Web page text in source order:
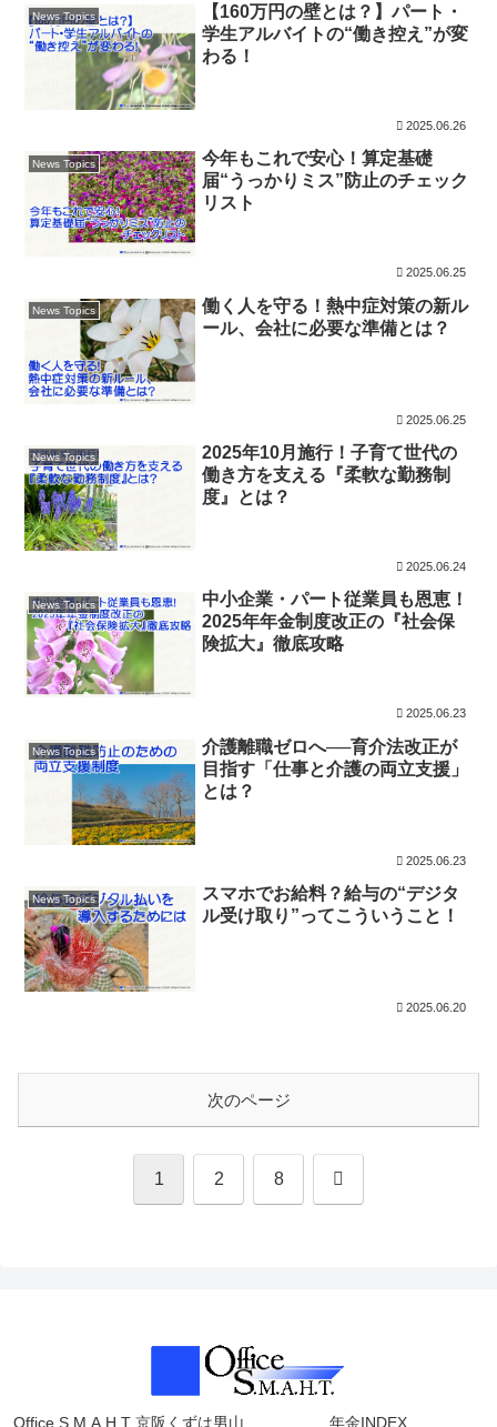
News Topics
【160万円の壁とは？】パート・
学生アルバイトの“働き控え”が変
わる！
2025.06.26
News Topics
今年もこれで安心！算定基礎
届“うっかりミス”防止のチェック
リスト
2025.06.25
News Topics
働く人を守る！熱中症対策の新ル
ール、会社に必要な準備とは？
2025.06.25
News Topics
2025年10月施行！子育て世代の
働き方を支える『柔軟な勤務制
度』とは？
2025.06.24
News Topics
中小企業・パート従業員も恩恵！
2025年年金制度改正の『社会保
険拡大』徹底攻略
2025.06.23
News Topics
介護離職ゼロへ──育介法改正が
目指す「仕事と介護の両立支援」
とは？
2025.06.23
News Topics
スマホでお給料？給与の“デジタ
ル受け取り”ってこういうこと！
2025.06.20
次のページ
1 2 8 次
Office S.M.A.H.T 京阪くずは男山 年金INDEX